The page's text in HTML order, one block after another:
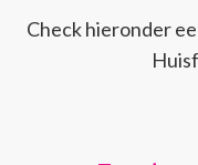
Check hieronder